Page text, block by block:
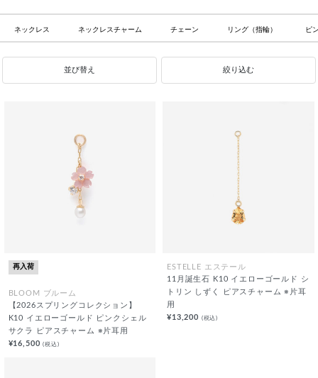
ネックレス ネックレスチャーム チェーン リング（指輪） ピ
並び替え 絞り込む
再入荷
BLOOM ブルーム
【2026スプリングコレクション】
K10 イエローゴールド ピンクシェル
サクラ ピアスチャーム ※片耳用
¥16,500(税込)
ESTELLE エステール
11月誕生石 K10 イエローゴールド シ
トリン しずく ピアスチャーム ※片耳
用
¥13,200 (税込)